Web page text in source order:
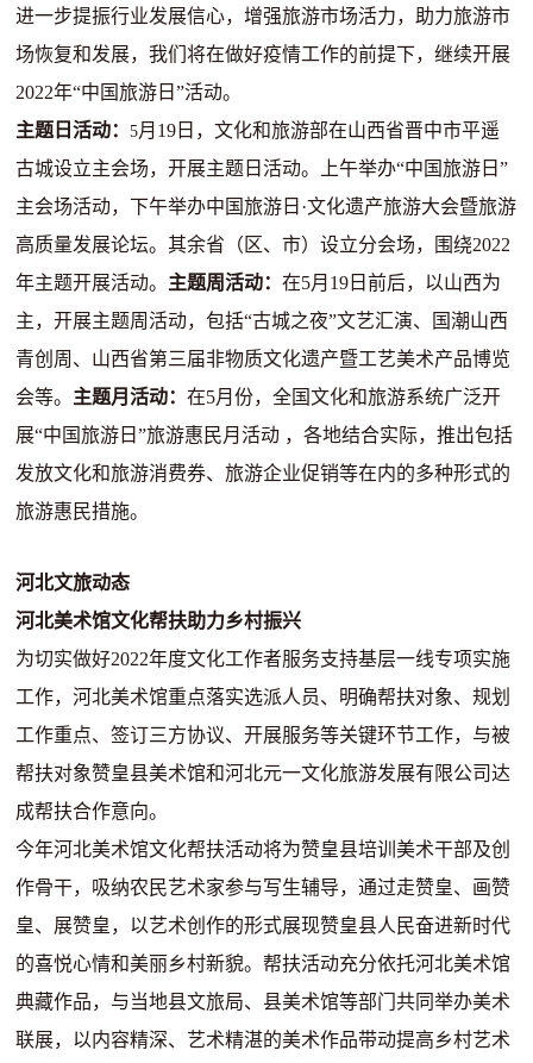
进一步提振行业发展信心，增强旅游市场活力，助力旅游市
场恢复和发展，我们将在做好疫情工作的前提下，继续开展
2022年“中国旅游日”活动。
主题日活动：5月19日，文化和旅游部在山西省晋中市平遥
古城设立主会场，开展主题日活动。上午举办“中国旅游日”
主会场活动，下午举办中国旅游日·文化遗产旅游大会暨旅游
高质量发展论坛。其余省（区、市）设立分会场，围绕2022
年主题开展活动。 主题周活动：在5月19日前后，以山西为
主，开展主题周活动，包括“古城之夜”文艺汇演、国潮山西
青创周、山西省第三届非物质文化遗产暨工艺美术产品博览
会等。 主题月活动：在5月份，全国文化和旅游系统广泛开
展“中国旅游日”旅游惠民月活动 ，各地结合实际，推出包括
发放文化和旅游消费券、旅游企业促销等在内的多种形式的
旅游惠民措施。
河北文旅动态
河北美术馆文化帮扶助力乡村振兴
为切实做好2022年度文化工作者服务支持基层一线专项实施
工作，河北美术馆重点落实选派人员、明确帮扶对象、规划
工作重点、签订三方协议、开展服务等关键环节工作，与被
帮扶对象赞皇县美术馆和河北元一文化旅游发展有限公司达
成帮扶合作意向。
今年河北美术馆文化帮扶活动将为赞皇县培训美术干部及创
作骨干，吸纳农民艺术家参与写生辅导，通过走赞皇、画赞
皇、展赞皇，以艺术创作的形式展现赞皇县人民奋进新时代
的喜悦心情和美丽乡村新貌。帮扶活动充分依托河北美术馆
典藏作品，与当地县文旅局、县美术馆等部门共同举办美术
联展，以内容精深、艺术精湛的美术作品带动提高乡村艺术